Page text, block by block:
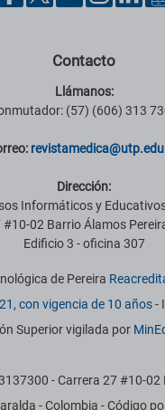
Contacto
Llámanos:
(57) (606) 313
Dirección:
Informáticos y
#10-02 Barrio Álamos
Edificio 3 - oficina 307
de Pereira
con vigencia de 10 años-
Superior vigilada por
- Carrera 27 #10-02
- Colombia - Código